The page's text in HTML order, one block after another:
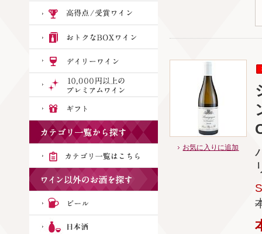
お気に入りに追加